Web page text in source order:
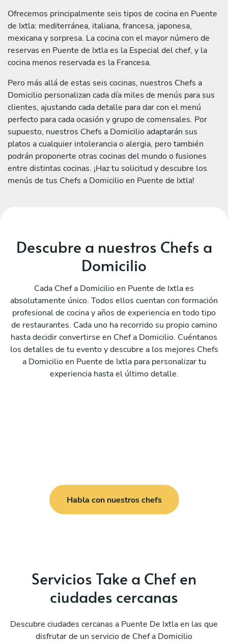
Ofrecemos principalmente seis tipos de cocina en Puente
de Ixtla: mediterránea, italiana, francesa, japonesa,
mexicana y sorpresa. La cocina con el mayor número de
reservas en Puente de Ixtla es la Especial del chef, y la
cocina menos reservada es la Francesa.
Pero más allá de estas seis cocinas, nuestros Chefs a
Domicilio personalizan cada día miles de menús para sus
clientes, ajustando cada detalle para dar con el menú
perfecto para cada ocasión y grupo de comensales. Por
supuesto, nuestros Chefs a Domicilio adaptarán sus
platos a cualquier intolerancia o alergia, pero también
podrán proponerte otras cocinas del mundo o fusiones
entre distintas cocinas. ¡Haz tu solicitud y descubre los
menús de tus Chefs a Domicilio en Puente de Ixtla!
Descubre a nuestros Chefs a
Domicilio
Cada Chef a Domicilio en Puente de Ixtla es
absolutamente único. Todos ellos cuentan con formación
profesional de cocina y años de experiencia en todo tipo
de restaurantes. Cada uno ha recorrido su propio camino
hasta decidir convertirse en Chef a Domicilio. Cuéntanos
los detalles de tu evento y descubre a los mejores Chefs
a Domicilio en Puente de Ixtla para personalizar tu
experiencia hasta el último detalle.
Habla con nuestros chefs
Servicios Take a Chef en
ciudades cercanas
Descubre ciudades cercanas a Puente De Ixtla en las que
disfrutar de un servicio de Chef a Domicilio